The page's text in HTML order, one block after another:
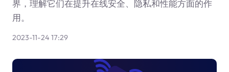
界，理解它们在提升在线安全、隐私和性能方面的作
用。
2023-11-24 17:29